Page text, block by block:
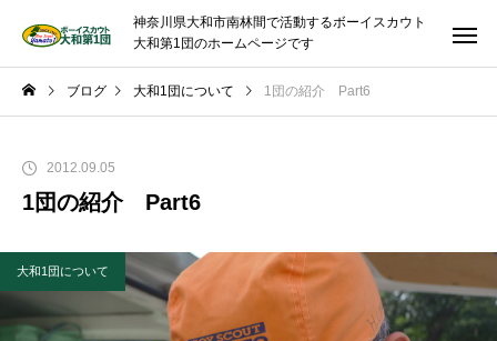
神奈川県大和市南林間で活動するボーイスカウト
大和第1団のホームページです
ブログ 大和1団について 1団の紹介 Part6
2012.09.05
1団の紹介 Part6
大和1団について